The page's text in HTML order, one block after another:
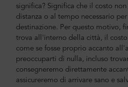
significa? Significa che il costo
distanza o al tempo necessario
destinazione. Per questo motivo,
trova all'interno della città, il costo
come se fosse proprio accanto
preoccuparti di nulla, incluso
consegneremo direttamente
assicureremo di arrivare sano e